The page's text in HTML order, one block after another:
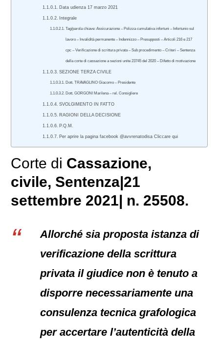
Data udienza 17 marzo 2021
Integrale
Tag/parola chiave: Assicurazione – Polizza cumulativa infortuni – Infortunio sul
lavoro – Invalidità permanente – Indennizzo – Presupposti – Articoli 216 e 217
cpc – Verificazione di scrittura privata – Sub procedimento – Criteri – Sentenza
della corte di cassazione a sezioni unite 23745 del 2020 – Difetto di motivazione
SEZIONE TERZA CIVILE
Dott. TRAVAGLINO Giacomo – Presidente
Dott. GORGONI Marilena – rel. Consigliere
SVOLGIMENTO IN FATTO
RAGIONI DELLA DECISIONE
P.Q.M.
Per aprire la pagina facebook @avvrenatodisa Cliccare qui
Corte di Cassazione,
civile, Sentenza|21
settembre 2021| n. 25508.
Allorché sia proposta istanza di
verificazione della scrittura
privata il giudice non è tenuto a
disporre necessariamente una
consulenza tecnica grafologica
per accertare l’autenticità della